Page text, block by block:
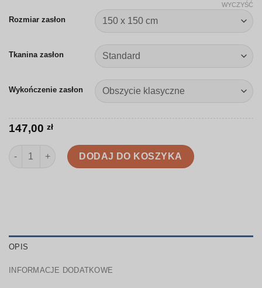
od
147,00 zł
do
370,00 zł
Rozmiar zasłon
Tkanina zasłon
Wykończenie zasłon
WYCZYŚĆ
147,00 zł
ilość Zasłona | Organiczne kształty w ciepłej palecie kolorów |
DODAJ DO KOSZYKA
OPIS
INFORMACJE DODATKOWE